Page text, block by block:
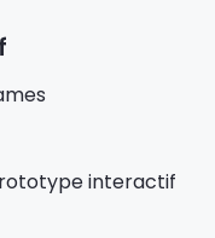
interactif